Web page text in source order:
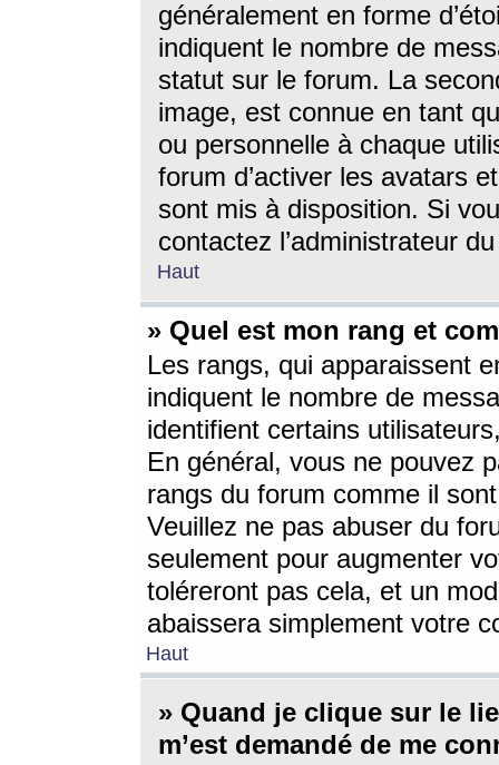
généralement en forme
indiquent le nombre de
statut sur le forum. La
image, est connue en tant
ou personnelle à chaque
forum d’activer les avatars
sont mis à disposition. Si
contactez l’administrateur
Haut
» Quel est mon rang et
Les rangs, qui apparaissent
indiquent le nombre de
identifient certains
En général, vous ne pouvez
rangs du forum comme il
Veuillez ne pas abuser du
seulement pour augmenter
toléreront pas cela, et un
abaissera simplement votre
Haut
» Quand je clique sur le
m’est demandé de me